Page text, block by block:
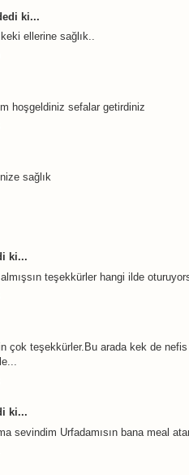
ki...
ellerine sağlık..
hoşgeldiniz sefalar getirdiniz
sağlık
ki...
teşekkürler hangi ilde
çok teşekkürler.Bu arada kek de
ki...
sevindim Urfadamısın bana meal